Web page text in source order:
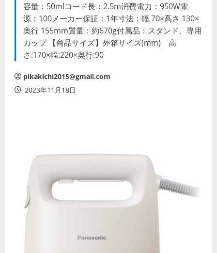
容量：50mlコード長：2.5m消費電力：950W電
源：100メーカー保証：1年寸法：幅 70×高さ 130×
奥行 155mm質量：約670g付属品：スタンド、専用
カップ 【商品サイズ】外箱サイズ(mm) 高
さ:170×幅:220×奥行:90
pikakichi2015@gmail.com
2023年11月18日